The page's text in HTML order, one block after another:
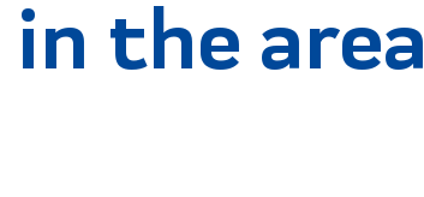
the area